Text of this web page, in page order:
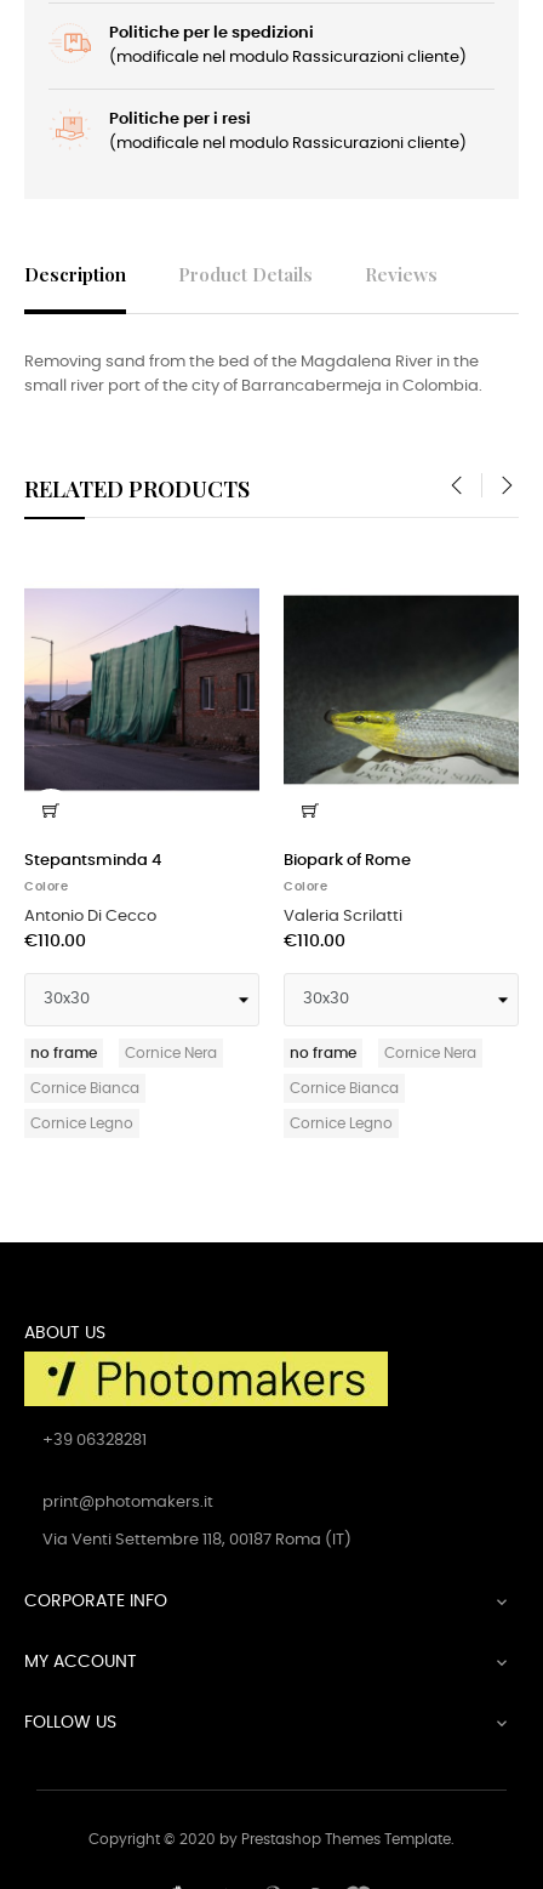
Politiche per le spedizioni
(modificale nel modulo Rassicurazioni cliente)
Politiche per i resi
(modificale nel modulo Rassicurazioni cliente)
Description Product Details Reviews
Removing sand from the bed of the Magdalena River in the
small river port of the city of Barrancabermeja in Colombia.
RELATED PRODUCTS
Stepantsminda 4
Colore
Antonio Di Cecco
€110.00
no frame Cornice Nera
Cornice Bianca
Cornice Legno
Biopark of Rome
Colore
Valeria Scrilatti
€110.00
no frame Cornice Nera
Cornice Bianca
Cornice Legno
ABOUT US
+39 06328281
print@photomakers.it
Via Venti Settembre 118, 00187 Roma (IT)
CORPORATE INFO 
MY ACCOUNT 
FOLLOW US 
Copyright © 2020 by Prestashop Themes Template.